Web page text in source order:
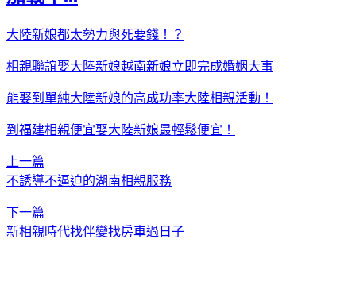
大陸新娘都太勢力與死要錢！？
相親聯誼娶大陸新娘越南新娘立即完成婚姻大事
能娶到單純大陸新娘的高成功率大陸相親活動！
到福建相親便宜娶大陸新娘最輕鬆便宜！
上一篇
不誘導不逼迫的湖南相親服務
下一篇
新相親時代找伴變找房車過日子